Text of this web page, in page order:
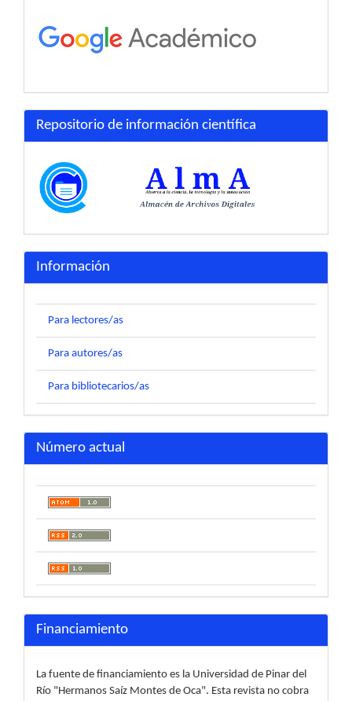
Repositorio de información científica
Información
Para lectores/as
Para autores/as
Para bibliotecarios/as
Número actual
Financiamiento
La fuente de financiamiento es la Universidad de Pinar del
Río "Hermanos Saíz Montes de Oca". Esta revista no cobra